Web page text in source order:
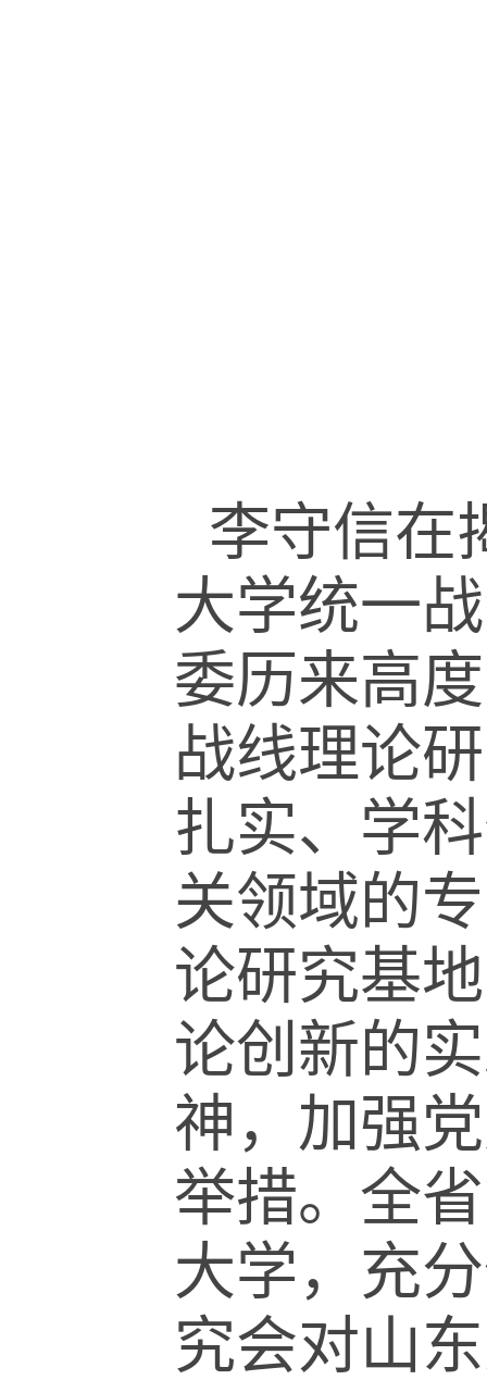
李守信在
大学统一
委历来高
战线理论
扎实、学
关领域的
论研究基
论创新的
神，加强
举措。全
大学，充
究会对山